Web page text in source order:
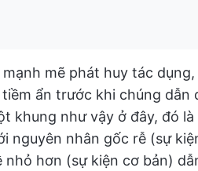
mẽ phát huy tác
ẩn trước khi chúng dẫn
khung như vậy ở đây, đó
nguyên nhân gốc rễ (sự
hơn (sự kiện cơ bản)